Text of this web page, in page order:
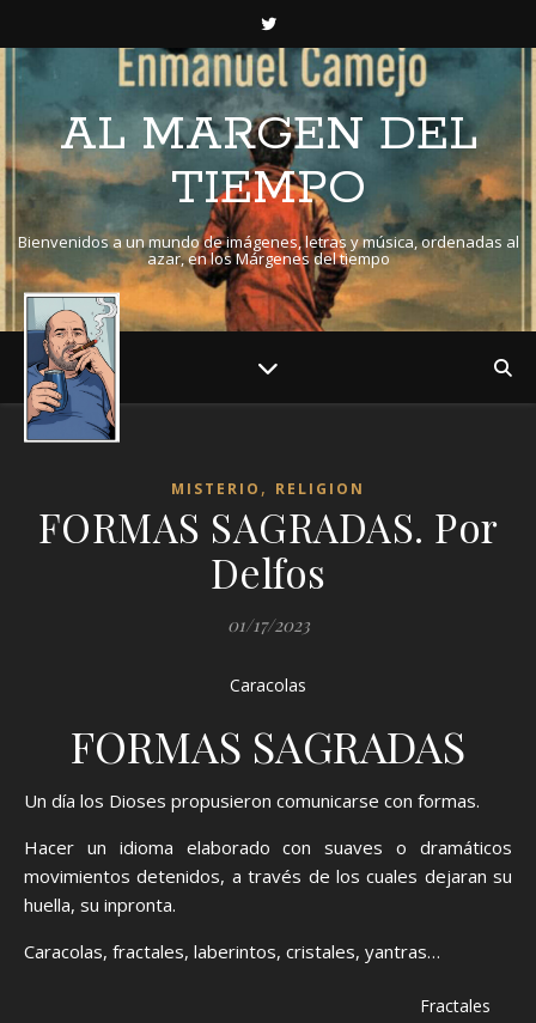
AL MARGEN DEL
TIEMPO
Bienvenidos a un mundo de imágenes, letras y música, ordenadas al
azar, en los Márgenes del tiempo
MISTERIO , RELIGION
FORMAS SAGRADAS. Por
Delfos
01/17/2023
Caracolas
FORMAS SAGRADAS
Un día los Dioses propusieron comunicarse con formas.
Hacer un idioma elaborado con suaves o dramáticos
movimientos detenidos, a través de los cuales dejaran su
huella, su inpronta.
Caracolas, fractales, laberintos, cristales, yantras…
Fractales